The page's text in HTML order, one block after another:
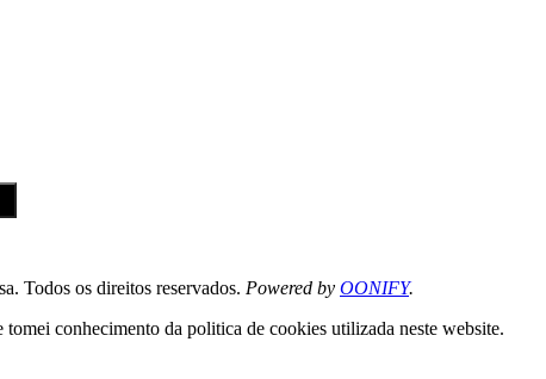
Todos os direitos reservados. Powered by OONIFY.
conhecimento da politica de cookies utilizada neste website.